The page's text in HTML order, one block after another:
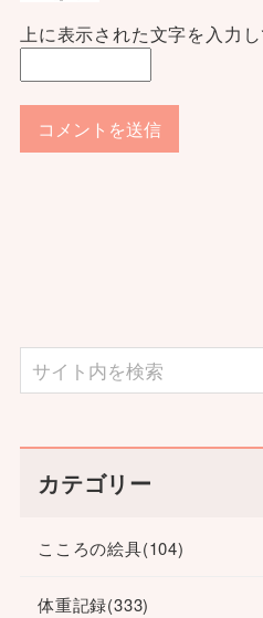
上に表示された文字を入力し
カテゴリー
こころの絵具(104)
体重記録(333)